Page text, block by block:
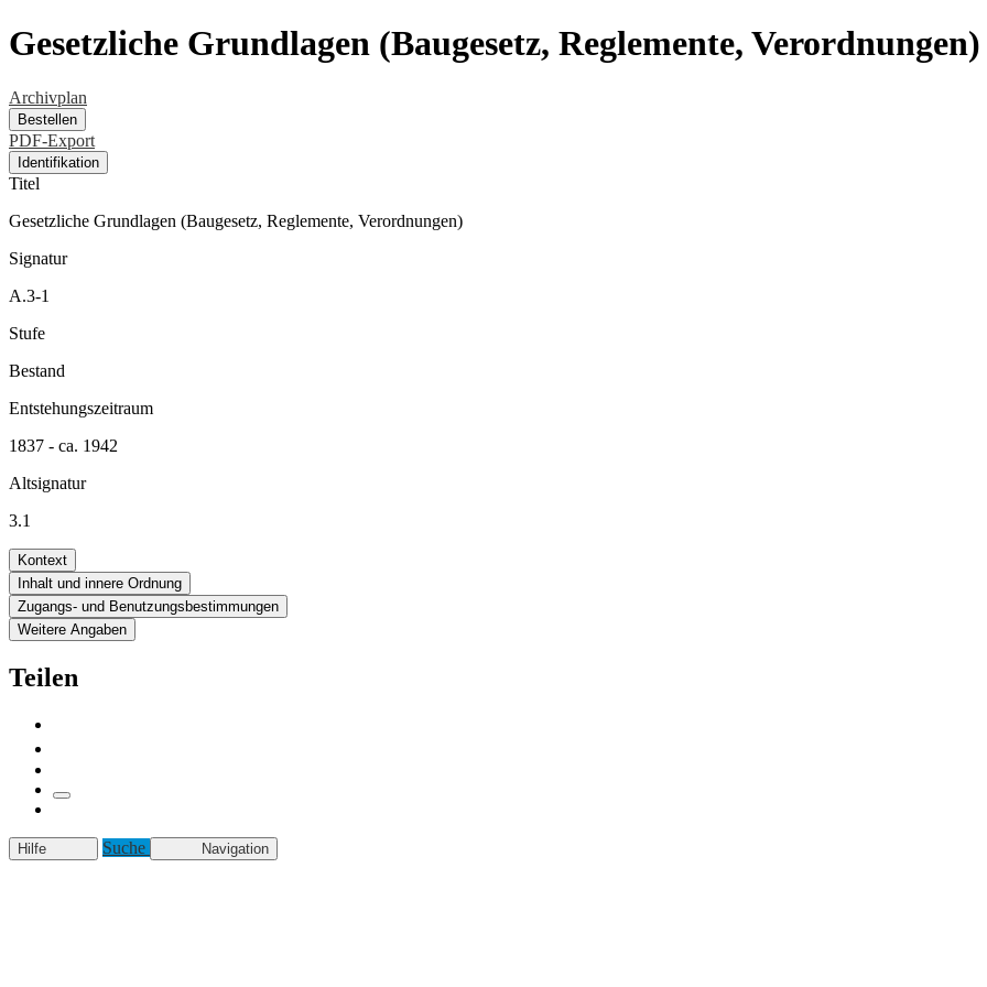
Gesetzliche Grundlagen (Baugesetz, Reglemente, Verordnungen)
Archivplan
Bestellen
PDF-Export
Identifikation
Titel
Gesetzliche Grundlagen (Baugesetz, Reglemente, Verordnungen)
Signatur
A.3-1
Stufe
Bestand
Entstehungszeitraum
1837 - ca. 1942
Altsignatur
3.1
Kontext
Inhalt und innere Ordnung
Zugangs- und Benutzungsbestimmungen
Weitere Angaben
Teilen
Hilfe Suche Navigation